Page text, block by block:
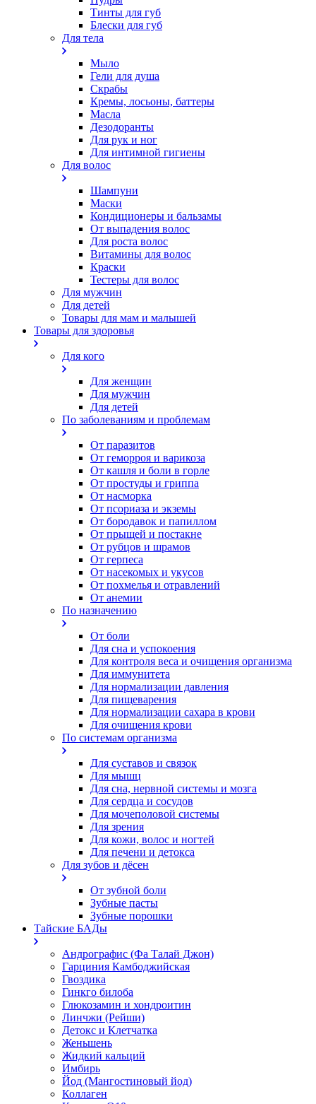
Тинты для губ
Блески для губ
Для тела
Мыло
Гели для душа
Скрабы
Кремы, лосьоны, баттеры
Масла
Дезодоранты
Для рук и ног
Для интимной гигиены
Для волос
Шампуни
Маски
Кондиционеры и бальзамы
От выпадения волос
Для роста волос
Витамины для волос
Краски
Тестеры для волос
Для мужчин
Для детей
Товары для мам и малышей
Товары для здоровья
Для кого
Для женщин
Для мужчин
Для детей
По заболеваниям и проблемам
От паразитов
Oт геморроя и варикоза
От кашля и боли в горле
От простуды и гриппа
От насморка
Oт псориаза и экземы
От бородавок и папиллом
От прыщей и постакне
От рубцов и шрамов
От герпеса
От насекомых и укусов
От похмелья и отравлений
От анемии
По назначению
От боли
Для сна и успокоения
Для контроля веса и очищения организма
Для иммунитета
Для нормализации давления
Для пищеварения
Для нормализации сахара в крови
Для очищения крови
По системам организма
Для суставов и связок
Для мышц
Для сна, нервной системы и мозга
Для сердца и сосудов
Для мочеполовой системы
Для зрения
Для кожи, волос и ногтей
Для печени и детокса
Для зубов и дёсен
От зубной боли
Зубные пасты
Зубные порошки
Тайские БАДы
Андрографис (Фа Талай Джон)
Гарциния Камбоджийская
Гвоздика
Гинкго билоба
Глюкозамин и хондроитин
Линчжи (Рейши)
Детокс и Клетчатка
Женьшень
Жидкий кальций
Имбирь
Йод (Мангостиновый йод)
Коллаген